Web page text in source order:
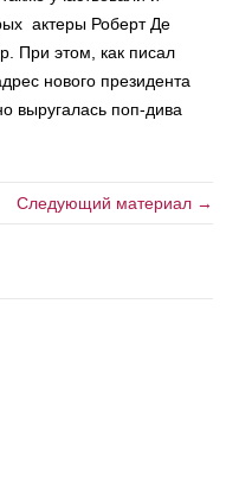
актеры Роберт Де
При этом, как писал
нового президента
выругалась поп-дива
Следующий материал →